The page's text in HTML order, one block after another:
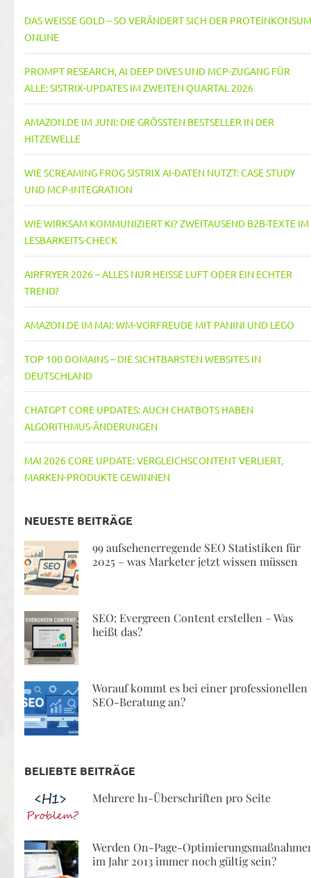
DAS WEISSE GOLD – SO VERÄNDERT SICH DER PROTEINKONSUM O
NLINE
PROMPT RESEARCH, AI DEEP DIVES UND MCP-ZUGANG FÜR
ALLE: SISTRIX-UPDATES IM ZWEITEN QUARTAL 2026
AMAZON.DE IM JUNI: DIE GRÖSSTEN BESTSELLER IN DER H
ITZEWELLE
WIE SCREAMING FROG SISTRIX AI-DATEN NUTZT: CASE STUDY
UND MCP-INTEGRATION
WIE WIRKSAM KOMMUNIZIERT KI? ZWEITAUSEND B2B-TEXTE IM
LESBARKEITS-CHECK
AIRFRYER 2026 – ALLES NUR HEISSE LUFT ODER EIN ECHTER T
REND?
AMAZON.DE IM MAI: WM-VORFREUDE MIT PANINI UND LEGO
TOP 100 DOMAINS – DIE SICHTBARSTEN WEBSITES IN
DEUTSCHLAND
CHATGPT CORE UPDATES: AUCH CHATBOTS HABEN
ALGORITHMUS-ÄNDERUNGEN
MAI 2026 CORE UPDATE: VERGLEICHSCONTENT VERLIERT,
MARKEN-PRODUKTE GEWINNEN
NEUESTE BEITRÄGE
99 aufsehenerregende SEO Statistiken für
2025 – was Marketer jetzt wissen müssen
SEO: Evergreen Content erstellen – Was
heißt das?
Worauf kommt es bei einer professionellen
SEO-Beratung an?
BELIEBTE BEITRÄGE
Mehrere h1-Überschriften pro Seite
Werden On-Page-
im Jahr 2013 immer noch gültig sein?